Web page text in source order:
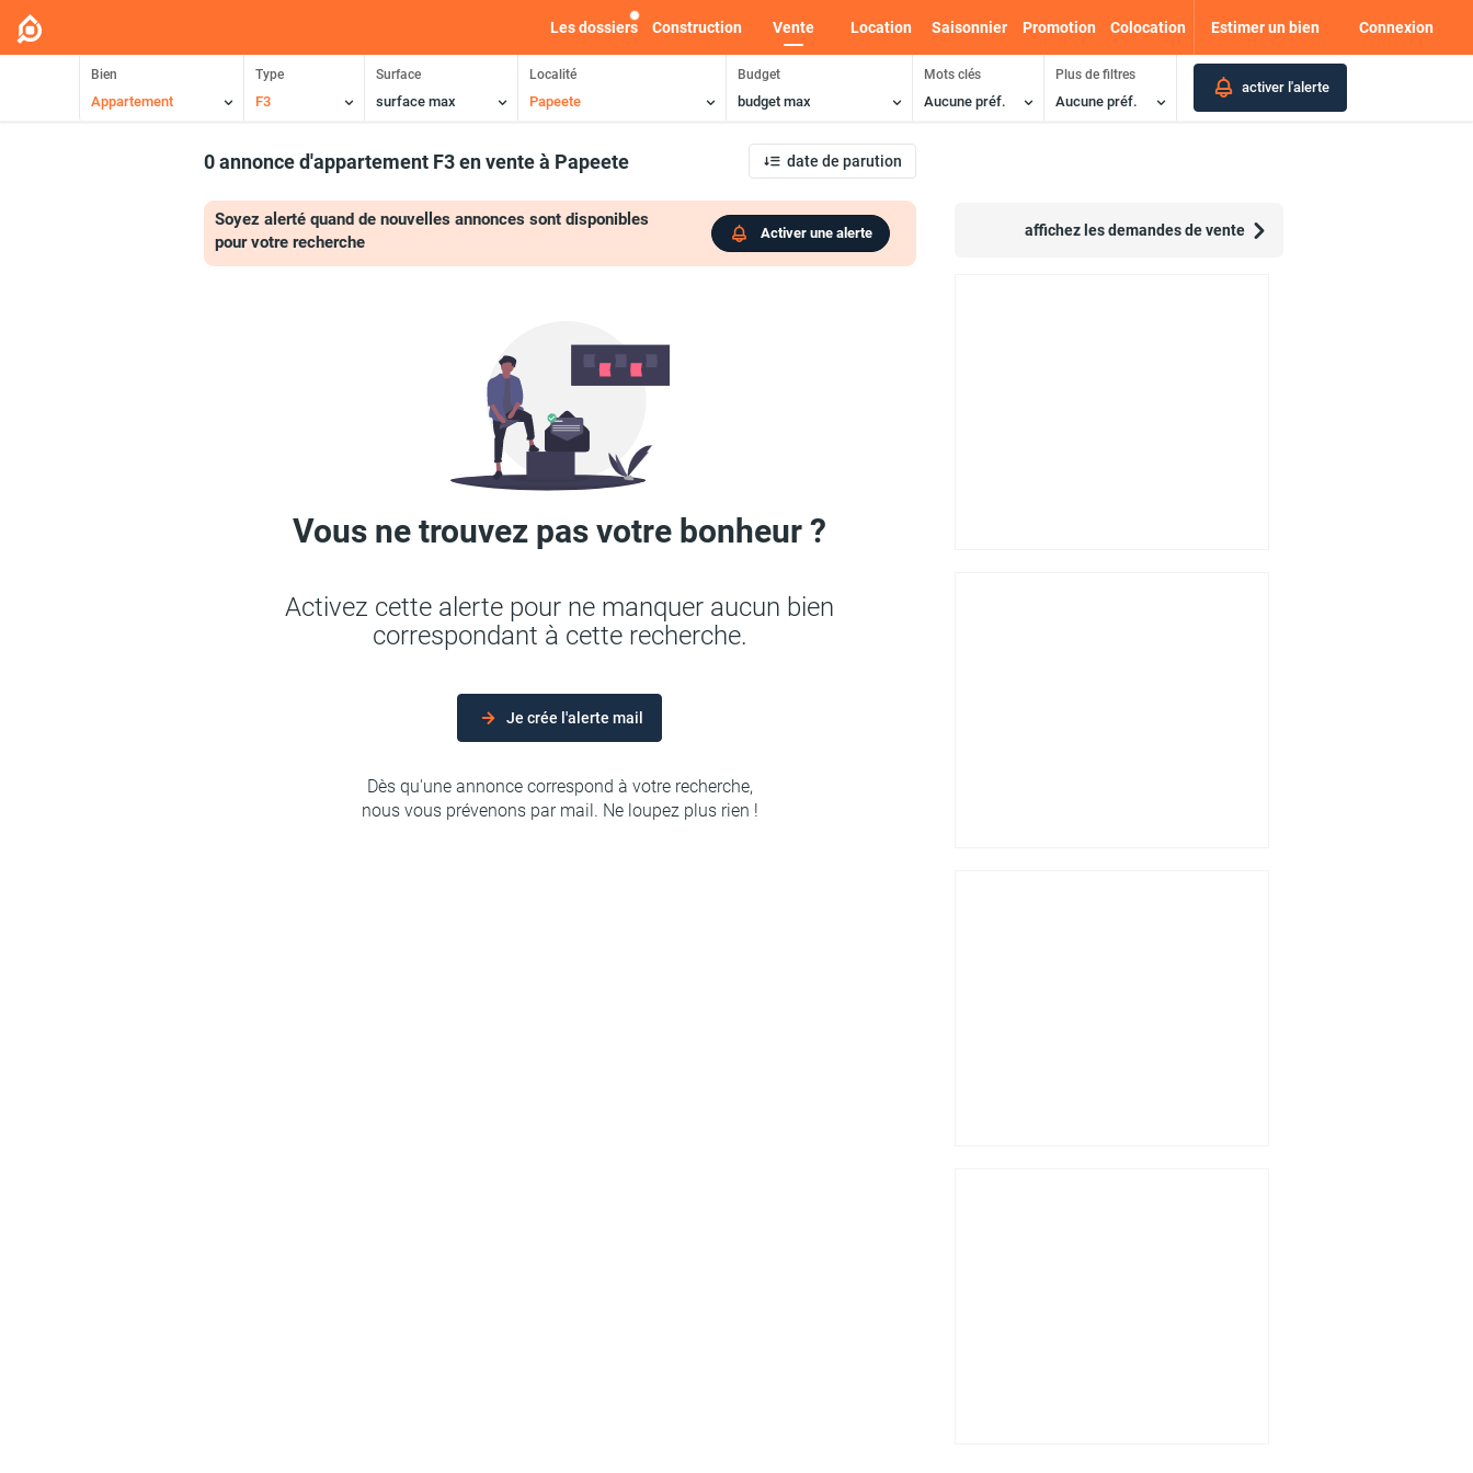
Estimer un bien Connexion
Les dossiers Construction Vente Location Saisonnier Promotion Colocation
Bien
Appartement
Type
F3
Surface
surface max
Localité
Papeete
Budget
budget max
Mots clés
Aucune préf.
Plus de filtres
Aucune préf.
activer l'alerte
0 annonce d'appartement F3 en venteà Papeete date de parution
Soyez alerté quand de nouvelles annonces sont disponibles
pour votre recherche
Activer une alerte
Vous ne trouvez pas votre bonheur ?
Activez cette alerte pour ne manquer aucun bien
correspondant à cette recherche.
Je crée l'alerte mail
Dès qu'une annonce correspond à votre recherche,
nous vous prévenons par mail. Ne loupez plus rien !
affichez les demandes de vente